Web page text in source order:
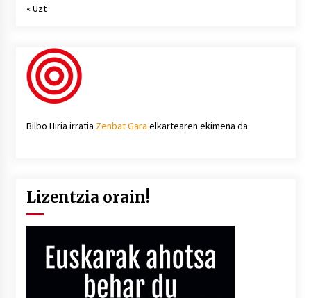
« Uzt
Bilbo Hiria irratia Zenbat Gara elkartearen ekimena da.
Lizentzia orain!